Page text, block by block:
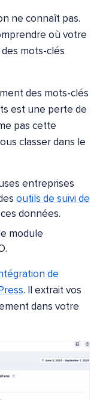
ne connaît pas.
où votre
mots-clés
des mots-clés
est une perte de
pas cette
classer dans le
entreprises
outils de suivi de
données.
module
de
. Il extrait vos
dans votre